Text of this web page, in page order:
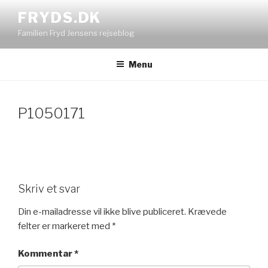
indhold
FRYDS.DK
Familien Fryd Jensens rejseblog
Menu
P1050171
Skriv et svar
Din e-mailadresse vil ikke blive publiceret. Krævede
felter er markeret med *
Kommentar*